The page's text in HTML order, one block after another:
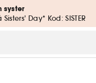
syster
Day* Kod: SISTER